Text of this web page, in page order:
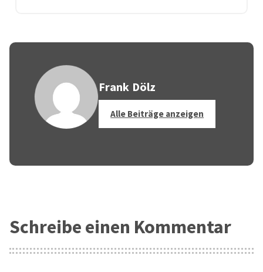
Frank Dölz
Alle Beiträge anzeigen
Schreibe einen Kommentar